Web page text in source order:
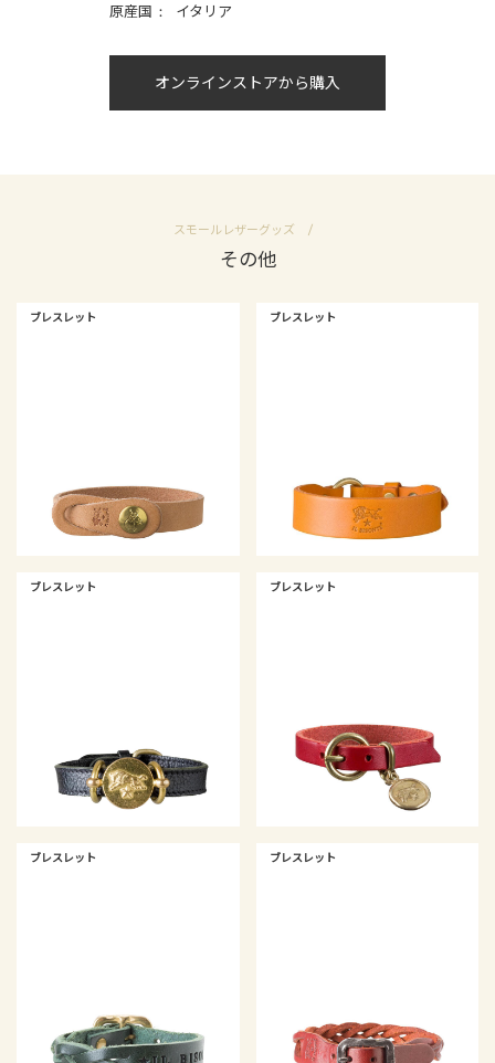
原産国
イタリア
オンラインストアから購入
スモールレザーグッズ
その他
ブレスレット ブレスレット
ブレスレット ブレスレット
ブレスレット ブレスレット